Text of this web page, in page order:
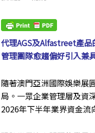
代理AGS及Alfastreet產
管理團隊愈趨偏好引入兼
隨著澳門亞洲國際娛樂展
局。一眾企業管理層及資
2026年下半年業界資金流